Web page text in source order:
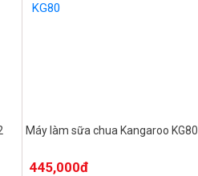
Máy làm sữa chua Kangaroo KG80
445,000đ